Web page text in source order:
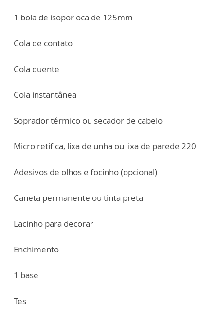
1 bola de isopor oca de 125mm
Cola de contato
Cola quente
Cola instantânea
Soprador térmico ou secador de cabelo
Micro retifica, lixa de unha ou lixa de parede 220
Adesivos de olhos e focinho (opcional)
Caneta permanente ou tinta preta
Lacinho para decorar
Enchimento
1 base
Tes